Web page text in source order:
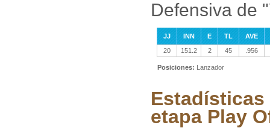
Defensiva de
JJ INN E TL
AVE
20
151.2 2 45 .956
Posiciones: Lanzador
Estadísticas
etapa Play